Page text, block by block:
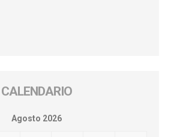
CALENDARIO
Agosto 2026